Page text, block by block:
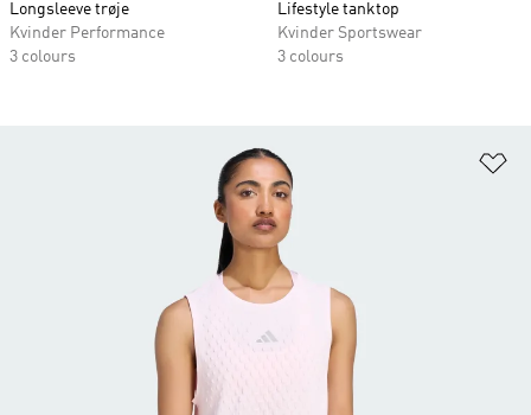
Longsleeve trøje
Kvinder Performance
3 colours
Lifestyle tanktop
Kvinder Sportswear
3 colours